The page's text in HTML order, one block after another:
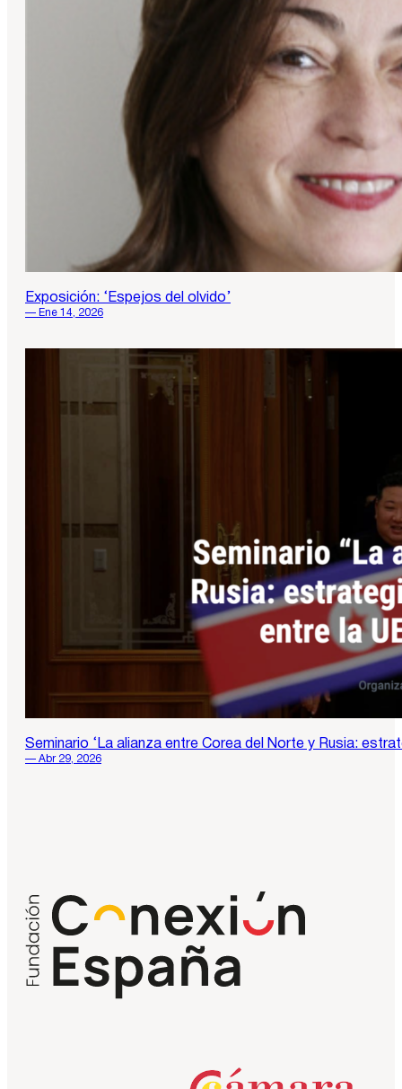
Exposición: ‘Espejos del olvido’
— Ene 14, 2026
Seminario ‘La alianza entre Corea del Norte y Rusia:
— Abr 29, 2026